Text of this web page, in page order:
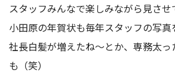
スタッフみんなで楽しみながら見させ
小田原の年賀状も毎年スタッフの写真
社長白髪が増えたね～とか、専務太
も（笑）